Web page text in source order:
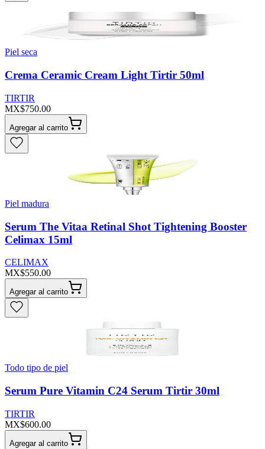
Piel seca
Crema Ceramic Cream Light Tirtir 50ml
TIRTIR
MX$750.00
Agregar al carrito
Piel madura
Serum The Vitaa Retinal Shot Tightening Booster
Celimax 15ml
CELIMAX
MX$550.00
Agregar al carrito
Todo tipo de piel
Serum Pure Vitamin C24 Serum Tirtir 30ml
TIRTIR
MX$600.00
Agregar al carrito